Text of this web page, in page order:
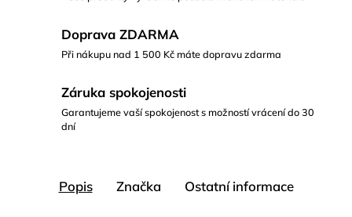
Doprava ZDARMA
Při nákupu nad 1 500 Kč máte dopravu zdarma
Záruka spokojenosti
Garantujeme vaší spokojenost s možností vrácení do 30
dní
Popis Značka Ostatní informace